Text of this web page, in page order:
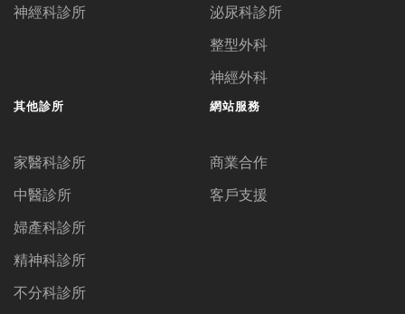
神經科診所
泌尿科診所
整型外科
神經外科
其他診所
家醫科診所
中醫診所
婦產科診所
精神科診所
不分科診所
網站服務
商業合作
客戶支援